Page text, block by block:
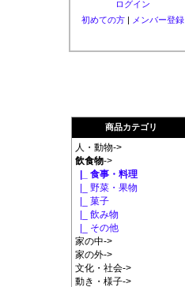
ログイン
初めての方| メンバー登録
商品カテゴリ
人・動物->
飲食物->
|_ 食事・料理
|_ 野菜・果物
|_ 菓子
|_ 飲み物
|_ その他
家の中->
家の外->
文化・社会->
動き・様子->